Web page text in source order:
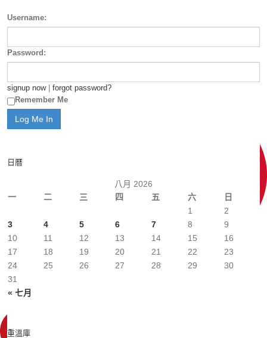
Username:
Password:
signup now| forgot password?
Remember Me
日曆
八月 2026
一
二 三 四 五 六 日
« 七月
1
2
3
4 5 6 7 8
9
10
11 12 13 14 15
16
17
18 19 20 21 22
23
24
25 26 27 28 29
30
31
重溫庫